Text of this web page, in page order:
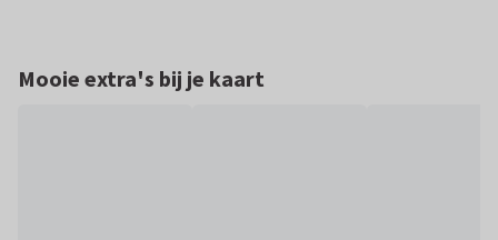
Mooie extra's bij je kaart